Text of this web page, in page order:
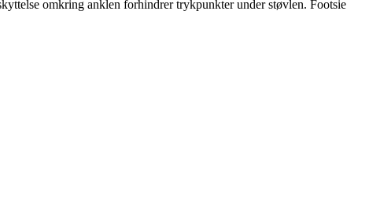
omkring anklen forhindrer trykpunkter under støvlen. Footsie